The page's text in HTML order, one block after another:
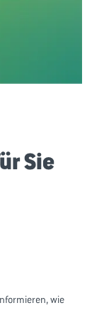
Sie
wie